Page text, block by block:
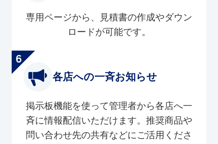
専用ページから、見積書の作成やダウン
ロードが可能です。
各店への一斉お知らせ
掲示板機能を使って管理者から各店へ一
斉に情報配信いただけます。推奨商品や
問い合わせ先の共有などにご活用くださ